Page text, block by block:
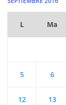
L Ma
5 6
12 13